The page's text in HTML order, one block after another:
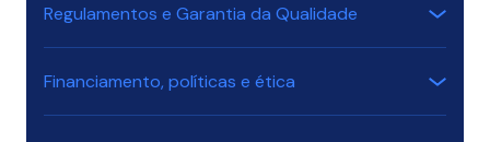
Regulamentos e Garantia da Qualidade
Financiamento, políticas e ética